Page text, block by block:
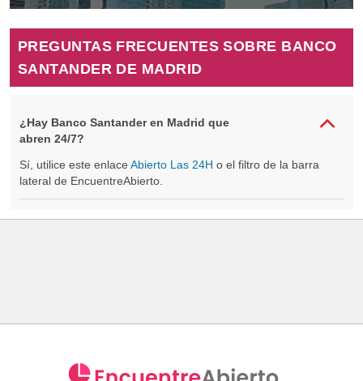
PREGUNTAS FRECUENTES SOBRE BANCO
SANTANDER DE MADRID
¿Hay Banco Santander en Madrid que
abren 24/7?
Sí, utilice este enlace Abierto Las 24H o el filtro de la barra
lateral de EncuentreAbierto.